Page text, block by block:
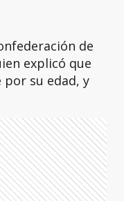
de
explicó que
su edad, y